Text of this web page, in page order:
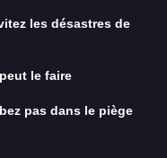
les désastres de
le faire
pas dans le piège